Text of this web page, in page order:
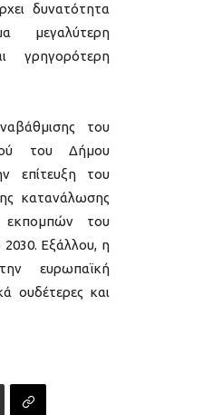
δυνατότητα
μεγαλύτερη
γρηγορότερη
του
του Δήμου
επίτευξη του
κατανάλωσης
εκπομπών του
2030. Εξάλλου, η
ευρωπαϊκή
ουδέτερες και